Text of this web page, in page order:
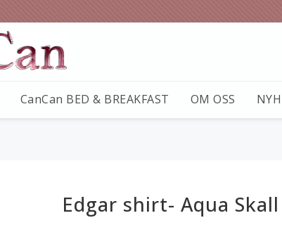
CanCan BED & BREAKFAST OM OSS
Edgar shirt- Aqua